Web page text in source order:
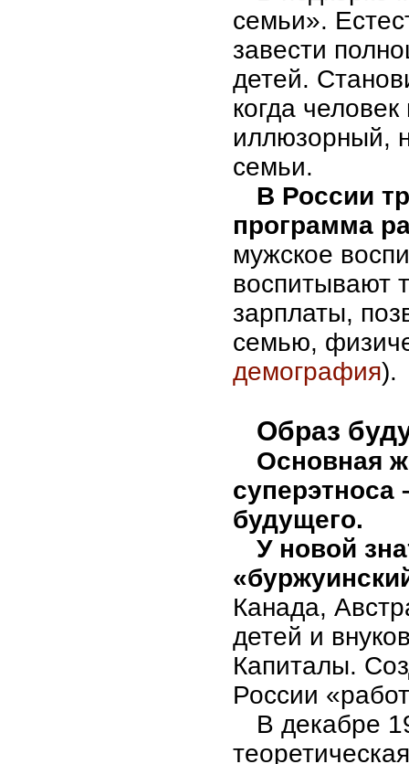
семьи».
завести
детей.
когда
иллюзорный,
семьи.
В России
программа
мужское
воспитывают
зарплаты,
семью,
демография).
Образ
Основная
суперэтноса
будущего.
У новой
Канада,
детей и
Капиталы.
России
В декабре